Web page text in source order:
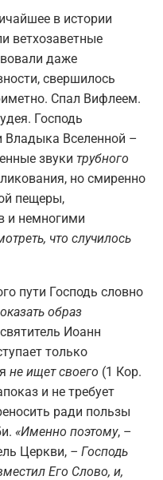
в истории
ветхозаветные
даже
свершилось
Спал Вифлеем.
Господь
Владыка Вселенной –
звуки трубного
но смиренно
пещеры,
и немногими
что случилось
пути Господь словно
образ
Иоанн
только
не ищет своего (1 Кор.
и не требует
ради пользы
«Именно поэтому, –
Церкви, – Господь
Его Слово, и,